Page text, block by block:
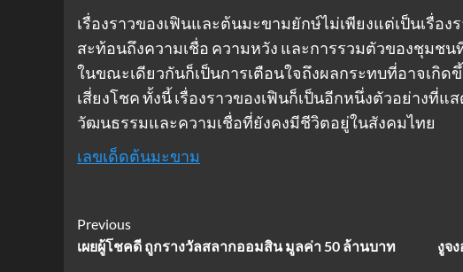
เรื่องราวของเฟินและต้นมะขามยักษ์ไม่เพียงแต่เป็นเรื่อ
สะท้อนถึงความเชื่อ ความหวัง และการรวมตัวของชุมช
ในขณะเดียวกันก็เป็นการเตือนใจถึงผลกระทบที่อาจเกิด
เสี่ยงโชค ทั้งนี้ เรื่องราวของเฟินก็เป็นอีกหนึ่งตัวอย่างที่
วัฒนธรรมและความเชื่อที่ยังคงมีชีวิตอยู่ในสังคมไทย
เลขเด็ดต้นมะขาม
Post
Navigation
Previous
เผยผู้โชคดี ถูกรางวัลสลากออมสิน มูลค่า 50 ล้านบาท
งูจ